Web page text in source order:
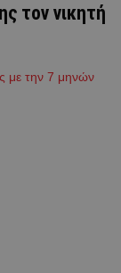
τον νικητή